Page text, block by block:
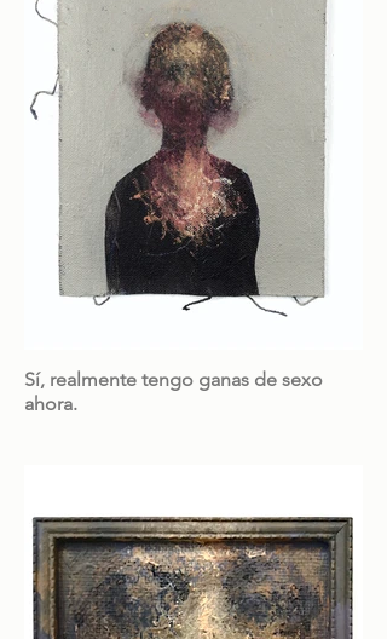
Sí, realmente tengo ganas de sexo
ahora.